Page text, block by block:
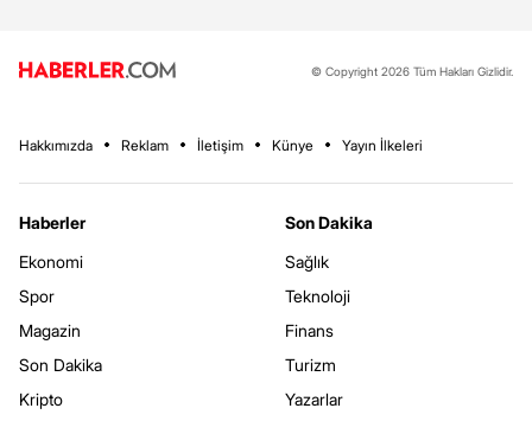
© Copyright 2026 Tüm Hakları Gizlidir.
Hakkımızda Reklam İletişim Künye Yayın İlkeleri
Haberler
Ekonomi
Spor
Magazin
Son Dakika
Kripto
Son Dakika
Sağlık
Teknoloji
Finans
Turizm
Yazarlar